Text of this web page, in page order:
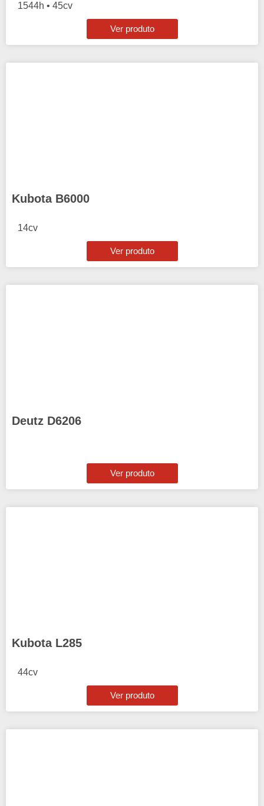
1544h • 45cv
Ver produto
Kubota B6000
14cv
Ver produto
Deutz D6206
Ver produto
Kubota L285
44cv
Ver produto